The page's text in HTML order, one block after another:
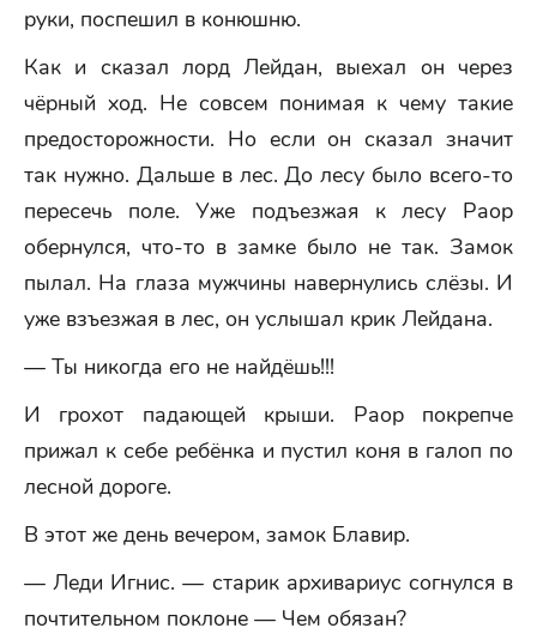
руки, поспешил в конюшню.
Как и сказал лорд Лейдан, выехал он через
чёрный ход. Не совсем понимая к чему такие
предосторожности. Но если он сказал значит
так нужно. Дальше в лес. До лесу было всего-то
пересечь поле. Уже подъезжая к лесу Раор
обернулся, что-то в замке было не так. Замок
пылал. На глаза мужчины навернулись слёзы. И
уже взъезжая в лес, он услышал крик Лейдана.
— Ты никогда его не найдёшь!!!
И грохот падающей крыши. Раор покрепче
прижал к себе ребёнка и пустил коня в галоп по
лесной дороге.
В этот же день вечером, замок Блавир.
— Леди Игнис. — старик архивариус согнулся в
почтительном поклоне — Чем обязан?